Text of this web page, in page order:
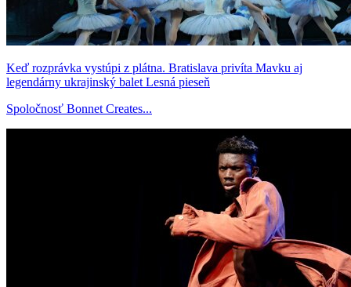
Keď rozprávka vystúpi z plátna. Bratislava privíta Mavku aj
legendárny ukrajinský balet Lesná pieseň
Spoločnosť Bonnet Creates...